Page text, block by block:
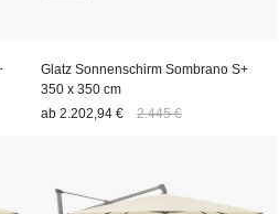
Glatz Sonnenschirm Sombrano S+
350 x 350 cm
ab 2.202,94 € 2.445 €